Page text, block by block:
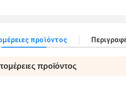
προϊόντος
προϊόντος